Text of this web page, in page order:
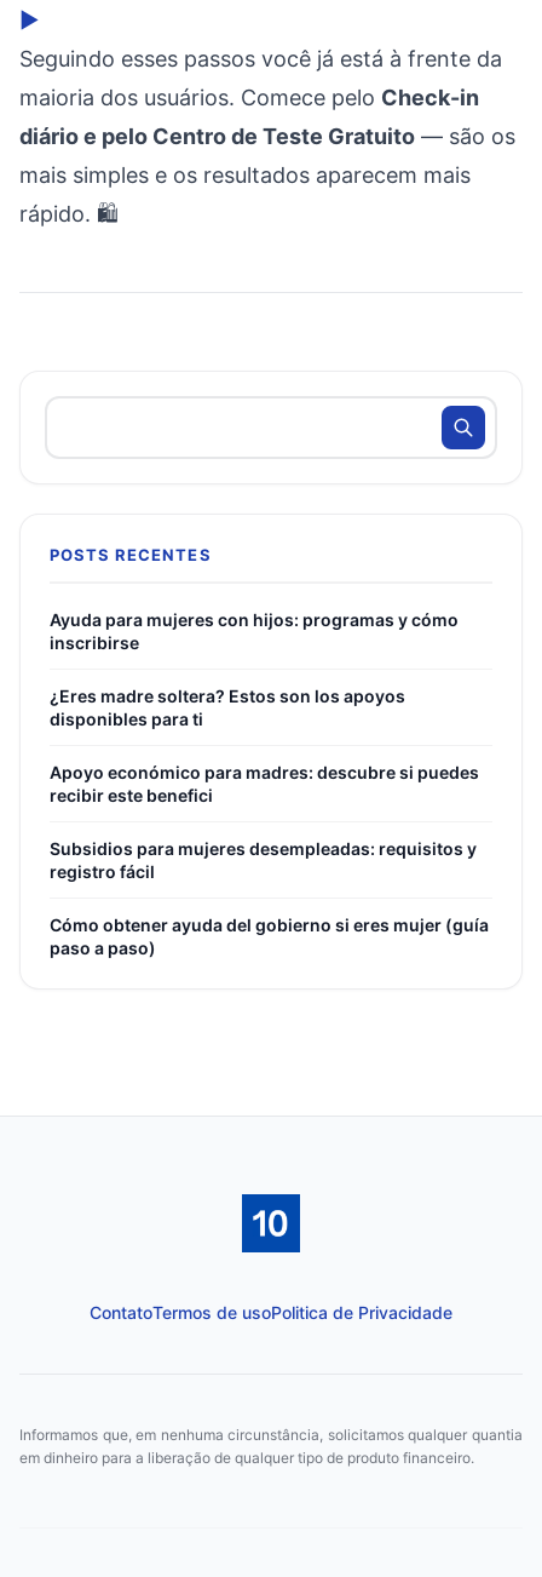
▶
Seguindo esses passos você já está à frente da
maioria dos usuários. Comece pelo Check-in
diário e pelo Centro de Teste Gratuito — são os
mais simples e os resultados aparecem mais
rápido. 🛍️
POSTS RECENTES
Ayuda para mujeres con hijos: programas y cómo
inscribirse
¿Eres madre soltera? Estos son los apoyos
disponibles para ti
Apoyo económico para madres: descubre si puedes
recibir este benefici
Subsidios para mujeres desempleadas: requisitos y
registro fácil
Cómo obtener ayuda del gobierno si eres mujer (guía
paso a paso)
ContatoTermos de usoPolitica de Privacidade
Informamos que, em nenhuma circunstância, solicitamos qualquer quantia
em dinheiro para a liberação de qualquer tipo de produto financeiro.